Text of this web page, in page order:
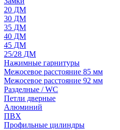
20 ДМ
30 ДМ
35 ДМ
40 ДМ
45 ДМ
25/28 ДМ
Нажимные гарнитуры
Межосевое расстояние 85 мм
Межосевое расстояние 92 мм
Разделные / WC
Петли дверные
Алюминий
ПВХ
Профильные цилиндры